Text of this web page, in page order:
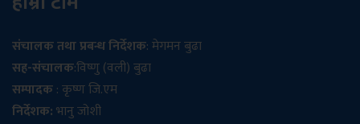
संचालक तथा प्रबन्ध निर्देशक: मेगमन बुढा
सह-संचालक:विष्णु (वली) बुढा
सम्पादक: कृष्ण जि.एम
निर्देशक:भानु जोशी